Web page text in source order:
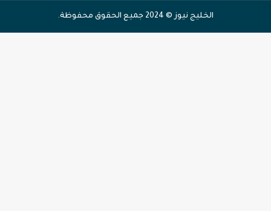
الخليج نيوز © 2024 جميع الحقوق محفوظة.